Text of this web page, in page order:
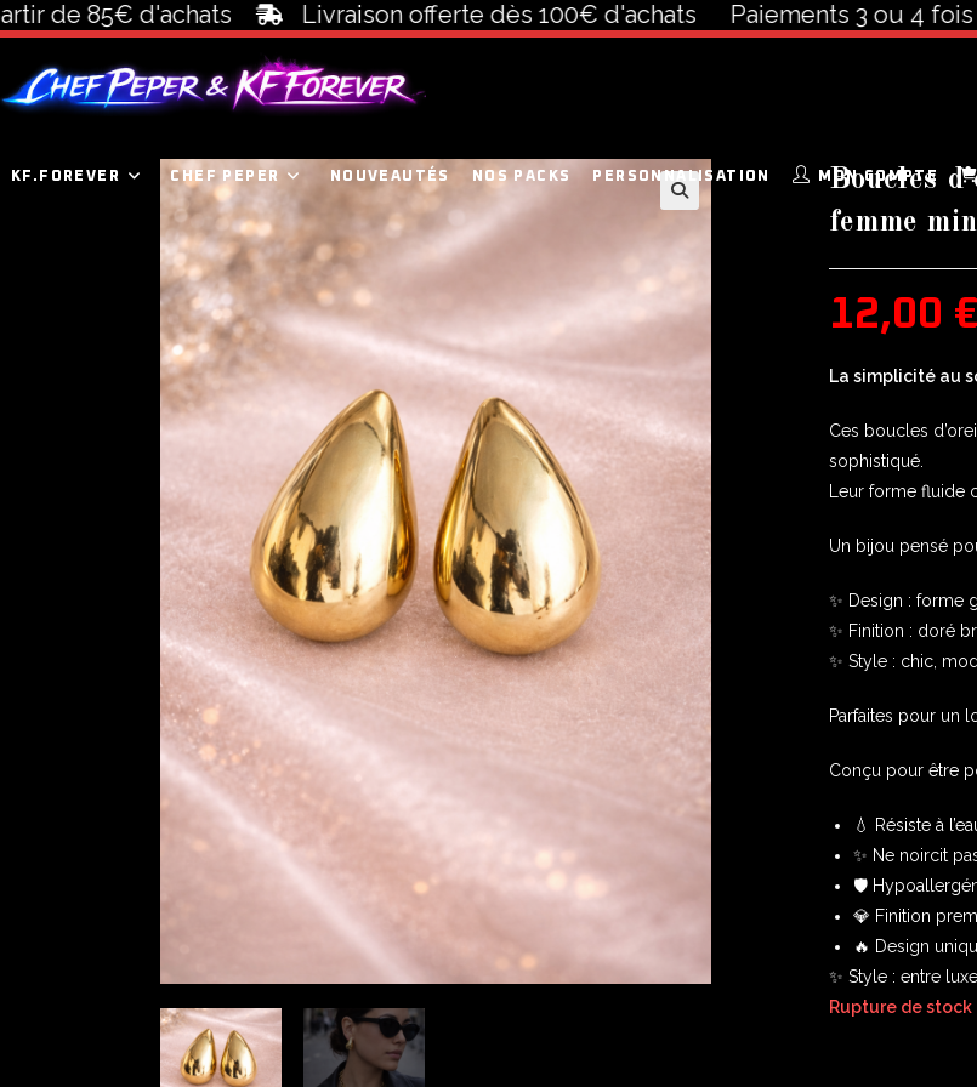
85€ d'achats Livraison offerte dès 100€ d'achats Paiements 3 ou 4 fois
KF.FOREVER CHEF PEPER NOUVEAUTÉS NOS PACKS PERSONNALISATION MON COMPTE
Boucles
femme
12,00 €
La simplicité au
Ces boucles
sophistiqué.
Leur forme fluide
Un bijou pensé
✨ Design : forme
✨ Finition : doré
✨ Style : chic,
Parfaites pour un
Conçu pour être
💧 Résiste à
✨ Ne noircit
🛡️
💎 Finition
🔥 Design
✨ Style : entre
Rupture de stock